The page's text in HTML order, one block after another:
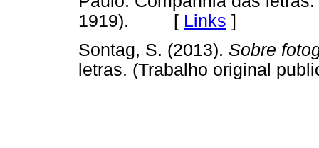
1919). [ Links ]
Sontag, S. (2013). Sobre
letras. (Trabalho original